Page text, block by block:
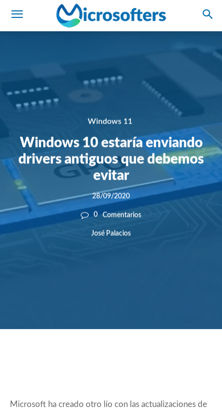
Windows 11
Windows 10 estaría enviando
drivers antiguos que debemos
evitar
28/09/2020
0 Comentarios
José Palacios
Microsoft ha creado otro lío con las actualizaciones de